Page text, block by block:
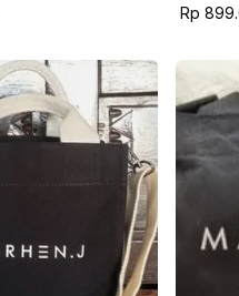
Rp